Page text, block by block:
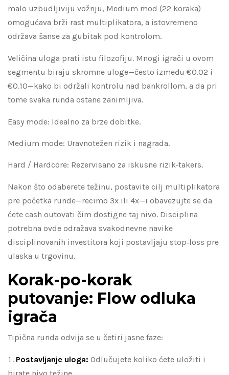
malo uzbudljiviju vožnju, Medium mod (22 koraka)
omogućava brži rast multiplikatora, a istovremeno
održava šanse za gubitak pod kontrolom.
Veličina uloga prati istu filozofiju. Mnogi igrači u ovom
segmentu biraju skromne uloge—često između €0.02 i
€0.10—kako bi održali kontrolu nad bankrollom, a da pri
tome svaka runda ostane zanimljiva.
Easy mode: Idealno za brze dobitke.
Medium mode: Uravnotežen rizik i nagrada.
Hard / Hardcore: Rezervisano za iskusne rizik‑takers.
Nakon što odaberete težinu, postavite cilj multiplikatora
pre početka runde—recimo 3x ili 4x—i obavezujte se da
ćete cash outovati čim dostigne taj nivo. Disciplina
potrebna ovde odražava svakodnevne navike
disciplinovanih investitora koji postavljaju stop‑loss pre
ulaska u trgovinu.
Korak-po-korak
putovanje: Flow odluka
igrača
Tipična runda odvija se u četiri jasne faze:
Postavljanje uloga: Odlučujete koliko ćete uložiti i